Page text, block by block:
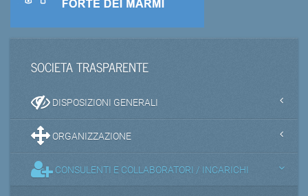
SOCIETA TRASPARENTE
DISPOSIZIONI GENERALI
ORGANIZZAZIONE
CONSULENTI E COLLABORATORI / INCARICHI